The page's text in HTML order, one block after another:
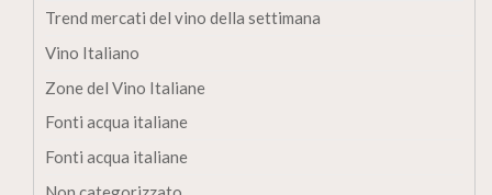
Trend mercati del vino della settimana
Vino Italiano
Zone del Vino Italiane
Fonti acqua italiane
Fonti acqua italiane